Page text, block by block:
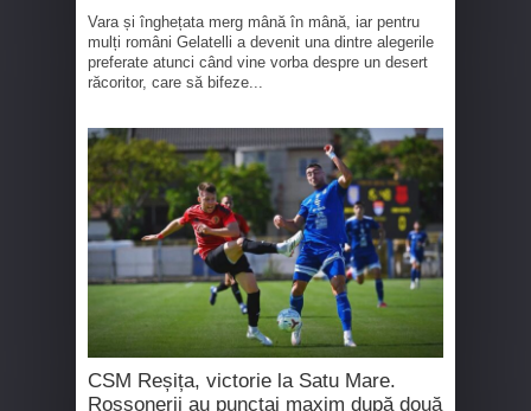
Vara și înghețata merg mână în mână, iar pentru
mulți români Gelatelli a devenit una dintre alegerile
preferate atunci când vine vorba despre un desert
răcoritor, care să bifeze...
CSM Reșița, victorie la Satu Mare.
Rossonerii au punctaj maxim după două